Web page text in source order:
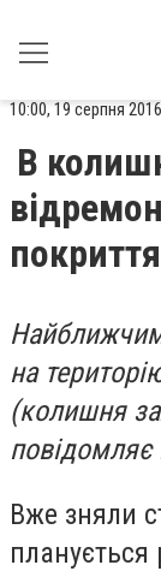
10:00, 19 серпня
В
покриття
на
(колишня
повідомляє
Вже зняли